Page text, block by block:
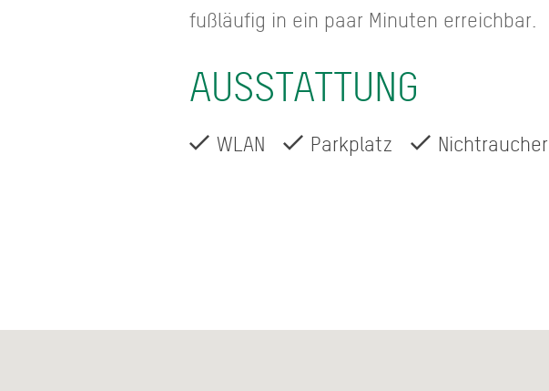
fußläufig in ein paar Minuten erreichbar.
AUSSTATTUNG
WLAN Parkplatz Nichtraucher